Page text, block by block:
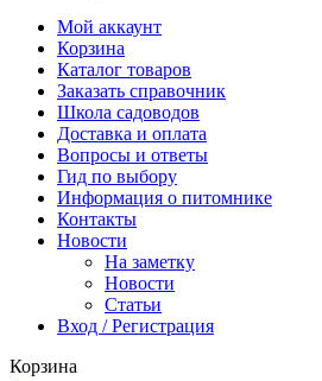
Мой аккаунт
Корзина
Каталог товаров
Заказать справочник
Школа садоводов
Доставка и оплата
Вопросы и ответы
Гид по выбору
Информация о питомнике
Контакты
Новости
На заметку
Новости
Статьи
Вход / Регистрация
Корзина